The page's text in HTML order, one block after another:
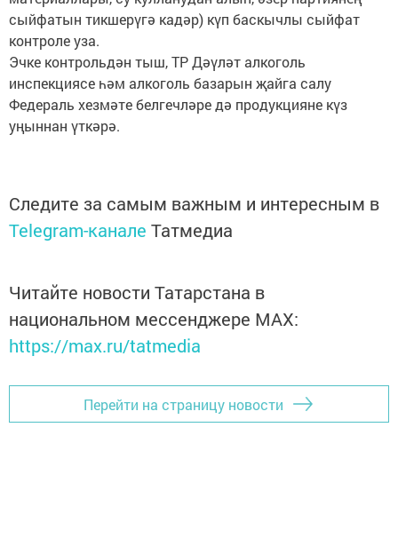
сыйфатын тикшерүгә кадәр) күп баскычлы сыйфат
контроле уза.
Эчке контрольдән тыш, ТР Дәүләт алкоголь
инспекциясе һәм алкоголь базарын җайга салу
Федераль хезмәте белгечләре дә продукцияне күз
уңыннан үткәрә.
Следите за самым важным и интересным в
Telegram-канале Татмедиа
Читайте новости Татарстана в
национальном мессенджере MАХ:
https://max.ru/tatmedia
Перейти на страницу новости